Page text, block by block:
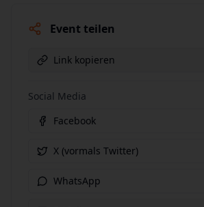
Event teilen
Link kopieren
Social Media
Facebook
X (vormals Twitter)
WhatsApp